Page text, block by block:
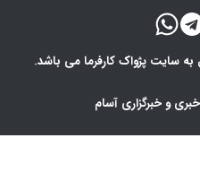
سایت پژواک کارفرما می باشد.
و خبرگزاری آسام